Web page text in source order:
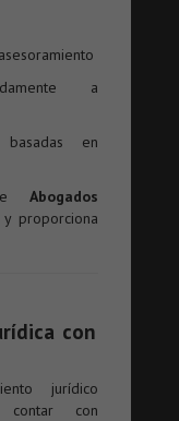
a
en
Abogados
proporciona
con
jurídico
contar con